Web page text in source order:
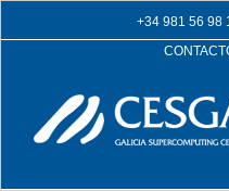
to
+34 981 56 98